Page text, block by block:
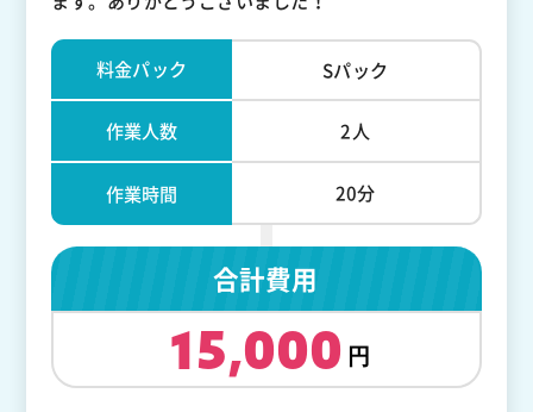
料金パック Sパック
作業人数 2人
作業時間 20分
合計費用
15,000